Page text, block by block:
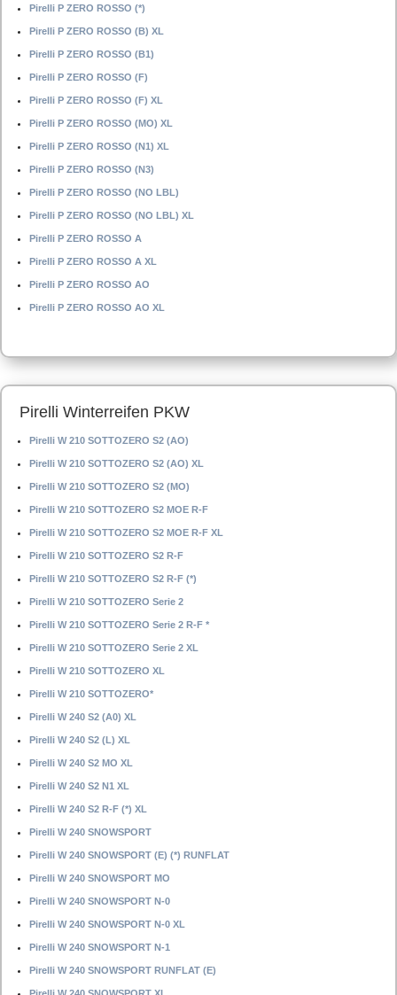
Pirelli P ZERO ROSSO (*)
Pirelli P ZERO ROSSO (B) XL
Pirelli P ZERO ROSSO (B1)
Pirelli P ZERO ROSSO (F)
Pirelli P ZERO ROSSO (F) XL
Pirelli P ZERO ROSSO (MO) XL
Pirelli P ZERO ROSSO (N1) XL
Pirelli P ZERO ROSSO (N3)
Pirelli P ZERO ROSSO (NO LBL)
Pirelli P ZERO ROSSO (NO LBL) XL
Pirelli P ZERO ROSSO A
Pirelli P ZERO ROSSO A XL
Pirelli P ZERO ROSSO AO
Pirelli P ZERO ROSSO AO XL
Pirelli Winterreifen PKW
Pirelli W 210 SOTTOZERO S2 (AO)
Pirelli W 210 SOTTOZERO S2 (AO) XL
Pirelli W 210 SOTTOZERO S2 (MO)
Pirelli W 210 SOTTOZERO S2 MOE R-F
Pirelli W 210 SOTTOZERO S2 MOE R-F XL
Pirelli W 210 SOTTOZERO S2 R-F
Pirelli W 210 SOTTOZERO S2 R-F (*)
Pirelli W 210 SOTTOZERO Serie 2
Pirelli W 210 SOTTOZERO Serie 2 R-F *
Pirelli W 210 SOTTOZERO Serie 2 XL
Pirelli W 210 SOTTOZERO XL
Pirelli W 210 SOTTOZERO*
Pirelli W 240 S2 (A0) XL
Pirelli W 240 S2 (L) XL
Pirelli W 240 S2 MO XL
Pirelli W 240 S2 N1 XL
Pirelli W 240 S2 R-F (*) XL
Pirelli W 240 SNOWSPORT
Pirelli W 240 SNOWSPORT (E) (*) RUNFLAT
Pirelli W 240 SNOWSPORT MO
Pirelli W 240 SNOWSPORT N-0
Pirelli W 240 SNOWSPORT N-0 XL
Pirelli W 240 SNOWSPORT N-1
Pirelli W 240 SNOWSPORT RUNFLAT (E)